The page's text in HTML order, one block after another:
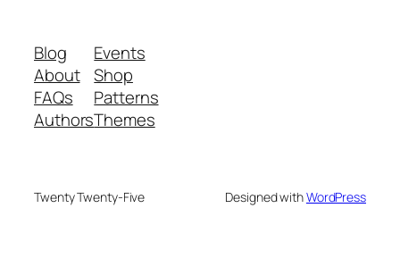
Blog
About
FAQs
Authors
Events
Shop
Patterns
Themes
Twenty Twenty-Five Designed withWordPress